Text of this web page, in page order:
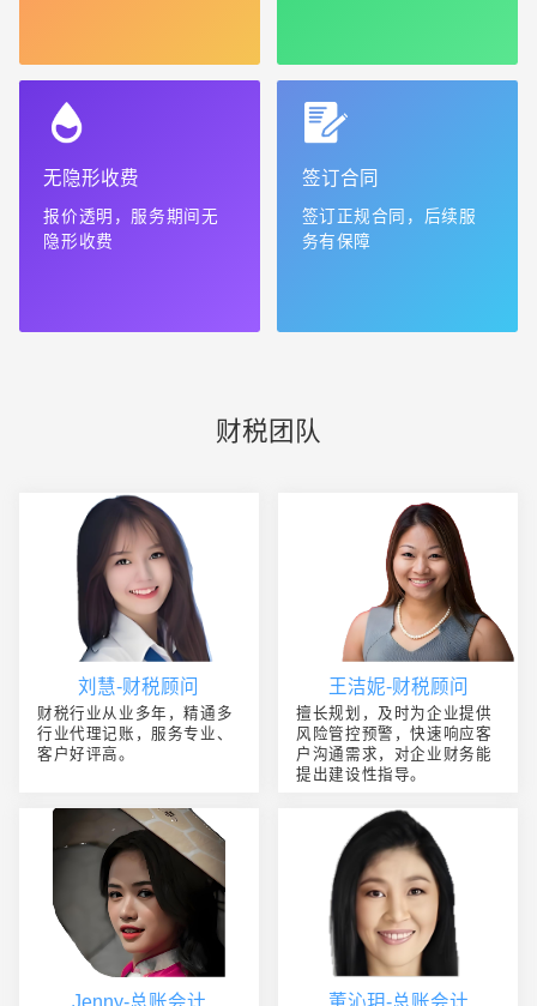
无隐形收费
报价透明，服务期间无
隐形收费
签订合同
签订正规合同，后续服
务有保障
财税团队
刘慧-财税顾问
财税行业从业多年，精通多
行业代理记账，服务专业、
客户好评高。
王洁妮-财税顾问
擅长规划，及时为企业提供
风险管控预警，快速响应客
户沟通需求，对企业财务能
提出建设性指导。
Jenny-总账会计 董沁玥-总账会计